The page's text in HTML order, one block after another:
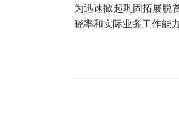
为迅速掀起巩固拓展脱
晓率和实际业务工作能